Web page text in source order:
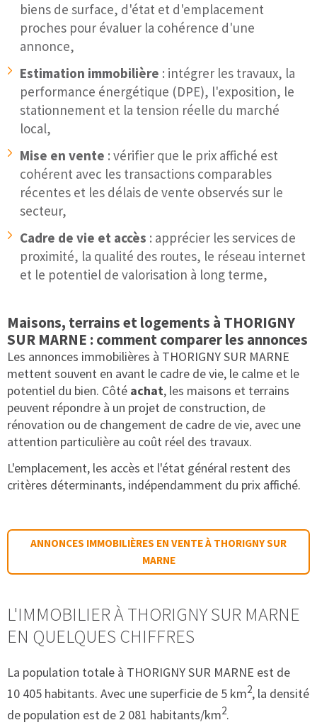
biens de surface, d'état et d'emplacement
proches pour évaluer la cohérence d'une
annonce,
Estimation immobilière : intégrer les travaux, la
performance énergétique (DPE), l'exposition, le
stationnement et la tension réelle du marché
local,
Mise en vente : vérifier que le prix affiché est
cohérent avec les transactions comparables
récentes et les délais de vente observés sur le
secteur,
Cadre de vie et accès : apprécier les services de
proximité, la qualité des routes, le réseau internet
et le potentiel de valorisation à long terme,
Maisons, terrains et logements à THORIGNY
SUR MARNE : comment comparer les annonces
Les annonces immobilières à THORIGNY SUR MARNE
mettent souvent en avant le cadre de vie, le calme et le
potentiel du bien. Côté achat, les maisons et terrains
peuvent répondre à un projet de construction, de
rénovation ou de changement de cadre de vie, avec une
attention particulière au coût réel des travaux.
L'emplacement, les accès et l'état général restent des
critères déterminants, indépendamment du prix affiché.
ANNONCES IMMOBILIÈRES EN VENTE À THORIGNY SUR
MARNE
L'IMMOBILIER À THORIGNY SUR MARNE
EN QUELQUES CHIFFRES
La population totale à THORIGNY SUR MARNE est de
10 405 habitants. Avec une superficie de 5 km2, la densité
de population est de 2 081 habitants/km2.